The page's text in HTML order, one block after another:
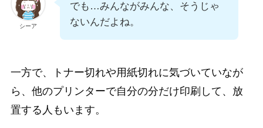
シーア
でも…みんながみんな、そうじゃ
ないんだよね。
一方で、トナー切れや用紙切れに気づいていなが
ら、他のプリンターで自分の分だけ印刷して、放
置する人もいます。